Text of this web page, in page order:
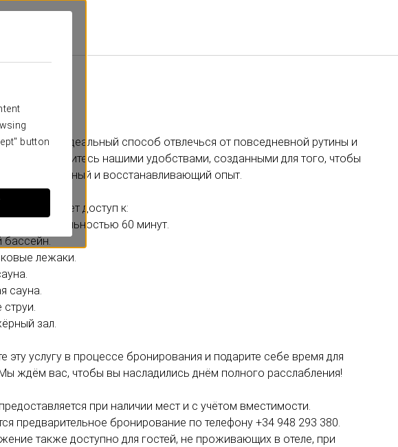
buttonвам идеальный способ отвлечься от повседневной рутины и
Насладитесь нашими удобствами, созданными для того, чтобы
вам уникальный и восстанавливающий опыт.
включает доступ к:
продолжительностью 60 минут.
бассейн.
лежаки.
сауна.
зал.
эту услугу в процессе бронирования и подарите себе время для
ждём вас, чтобы вы насладились днём полного расслабления!
при наличии мест и с учётом вместимости.
предварительное бронирование по телефону +34 948 293 380.
также доступно для гостей, не проживающих в отеле, при